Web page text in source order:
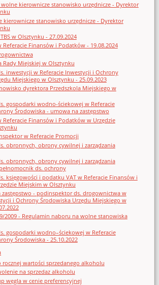
kierownicze stanowisko urzędnicze - Dyrektor
kierownicze stanowisko urzędnicze - Dyrektor
w Olsztynku - 27.09.2024
Finansów i Podatków - 19.08.2024
Rady Miejskiej w Olsztynku
inwestycji w Referacie Inwestycji i Ochrony
Miejskiego w Olsztynku - 25.09.2023
dyrektora Przedszkola Miejskiego w
gospodarki wodno-ściekowej w Referacie
Środowiska - umowa na zastępstwo
Referacie Finansów i Podatków w Urzędzie
w Referacie Promocji
obronnych, obrony cywilnej i zarządzania
obronnych, obrony cywilnej i zarządzania
ds. ochrony
księgowości i podatku VAT w Referacie Finansów i
Miejskim w Olsztynku
zastępstwo - podinspektor ds. drogownictwa w
i Ochrony Środowiska Urzędu Miejskiego w
2009 - Regulamin naboru na wolne stanowiska
gospodarki wodno–ściekowej w Referacie
Środowiska - 25.10.2022
rocznej wartości sprzedanego alkoholu
na sprzedaz alkoholu
węgla w cenie preferencyjnej